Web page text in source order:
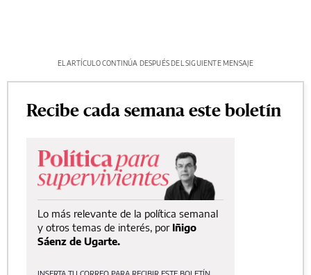
EL ARTÍCULO CONTINÚA DESPUÉS DEL SIGUIENTE MENSAJE
Recibe cada semana este boletín